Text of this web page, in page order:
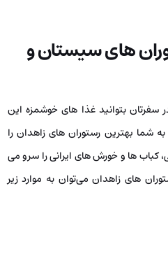
‌های سیستان و
سفرتان بتوانید غذا های خوشمزه این
شما بهترین رستوران‌ های زاهدان را
کباب‌ ها و خورش‌ های ایرانی را سرو می
‌های زاهدان می‌توان به موارد زیر